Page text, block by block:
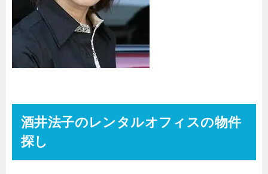
酒井法子のレンタルオフィスの物件
探し